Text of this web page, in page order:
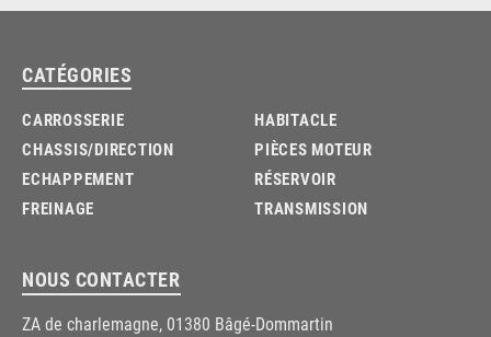
CATÉGORIES
CARROSSERIE
CHASSIS/DIRECTION
ECHAPPEMENT
FREINAGE
HABITACLE
PIÈCES MOTEUR
RÉSERVOIR
TRANSMISSION
NOUS CONTACTER
ZA de charlemagne, 01380 Bâgé-Dommartin